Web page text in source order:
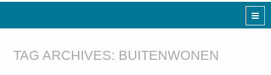
TAG ARCHIVES: BUITENWONEN